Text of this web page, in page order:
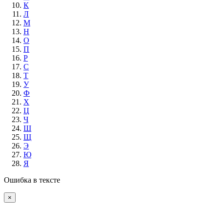
К
Л
М
Н
О
П
Р
С
Т
У
Ф
Х
Ц
Ч
Ш
Щ
Э
Ю
Я
Ошибка в тексте
×